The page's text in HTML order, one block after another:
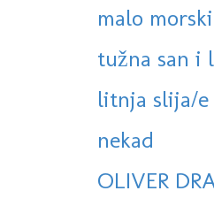
malo
tužna san i
litnja slija/e
nekad
OLIVER